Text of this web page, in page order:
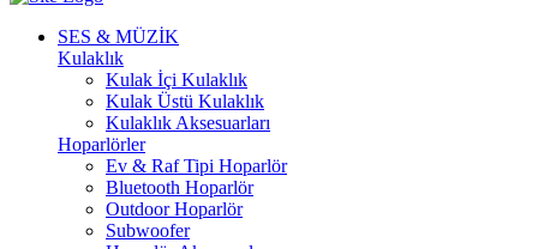
SES & MÜZİK
Kulaklık
Kulak İçi Kulaklık
Kulak Üstü Kulaklık
Kulaklık Aksesuarları
Hoparlörler
Ev & Raf Tipi Hoparlör
Bluetooth Hoparlör
Outdoor Hoparlör
Subwoofer